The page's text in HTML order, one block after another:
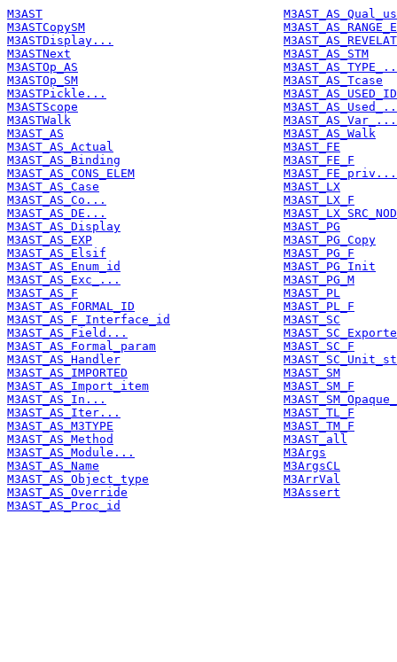
M3AST
M3ASTCopySM
M3ASTDisplay...
M3ASTNext
M3AST_AS_STM
M3ASTOp_AS
M3ASTOp_SM
M3AST_AS_Tcase
M3ASTPickle...
M3AST_AS_USED_ID
M3ASTScope
M3ASTWalk
M3AST_AS_Var_...
M3AST_AS
M3AST_AS_Walk
M3AST_AS_Actual
M3AST_FE
M3AST_AS_Binding
M3AST_FE_F
M3AST_AS_CONS_ELEM
M3AST_FE_priv...
M3AST_AS_Case
M3AST_LX
M3AST_AS_Co...
M3AST_LX_F
M3AST_AS_DE...
M3AST_AS_Display
M3AST_PG
M3AST_AS_EXP
M3AST_PG_Copy
M3AST_AS_Elsif
M3AST_PG_F
M3AST_AS_Enum_id
M3AST_PG_Init
M3AST_AS_Exc_...
M3AST_PG_M
M3AST_AS_F
M3AST_PL
M3AST_AS_FORMAL_ID
M3AST_PL_F
M3AST_AS_F_Interface_id
M3AST_SC
M3AST_AS_Field...
M3AST_AS_Formal_param
M3AST_SC_F
M3AST_AS_Handler
M3AST_AS_IMPORTED
M3AST_SM
M3AST_AS_Import_item
M3AST_SM_F
M3AST_AS_In...
M3AST_AS_Iter...
M3AST_TL_F
M3AST_AS_M3TYPE
M3AST_TM_F
M3AST_AS_Method
M3AST_all
M3AST_AS_Module...
M3Args
M3AST_AS_Name
M3ArgsCL
M3AST_AS_Object_type
M3ArrVal
M3AST_AS_Override
M3Assert
M3AST_AS_Proc_id